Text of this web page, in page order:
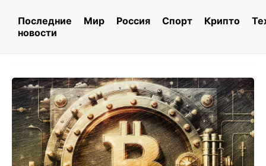
Последние
новости
Мир Россия Спорт Крипто